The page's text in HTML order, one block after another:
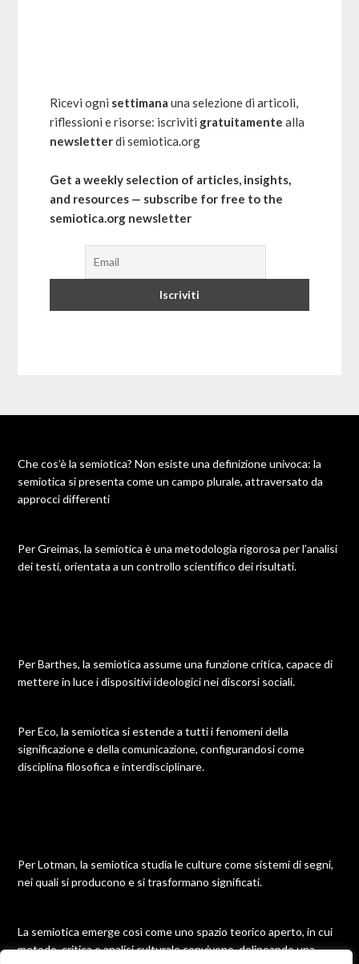
Ricevi ogni settimana una selezione di articoli,
riflessioni e risorse: iscriviti gratuitamente alla
newsletterdi semiotica.org
Get a weekly selection of articles, insights,
and resources — subscribe for free to the
semiotica.org newsletter
Che cos’è la semiotica? Non esiste una definizione univoca: la
semiotica si presenta come un campo plurale, attraversato da
approcci differenti
Per Greimas, la semiotica è una metodologia rigorosa per l’analisi
dei testi, orientata a un controllo scientifico dei risultati.
Per Barthes, la semiotica assume una funzione critica, capace di
mettere in luce i dispositivi ideologici nei discorsi sociali.
Per Eco, la semiotica si estende a tutti i fenomeni della
significazione e della comunicazione, configurandosi come
disciplina filosofica e interdisciplinare.
Per Lotman, la semiotica studia le culture come sistemi di segni,
nei quali si producono e si trasformano significati.
La semiotica emerge così come uno spazio teorico aperto, in cui
metodo, critica e analisi culturale convivono, delineando una